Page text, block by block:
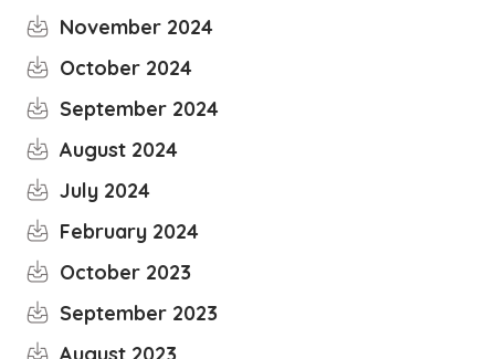
November 2024
October 2024
September 2024
August 2024
July 2024
February 2024
October 2023
September 2023
August 2023